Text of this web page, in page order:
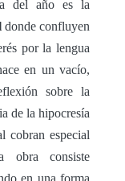
del año es la
donde confluyen
por la lengua
en un vacío,
sobre la
de la hipocresía
cobran especial
obra consiste